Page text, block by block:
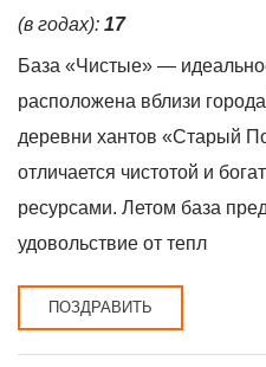
(в годах): 17
База «Чистые» —
расположена вблизи
деревни хантов «Старый
отличается чистотой и
ресурсами. Летом база
удовольствие от тепл
ПОЗДРАВИТЬ